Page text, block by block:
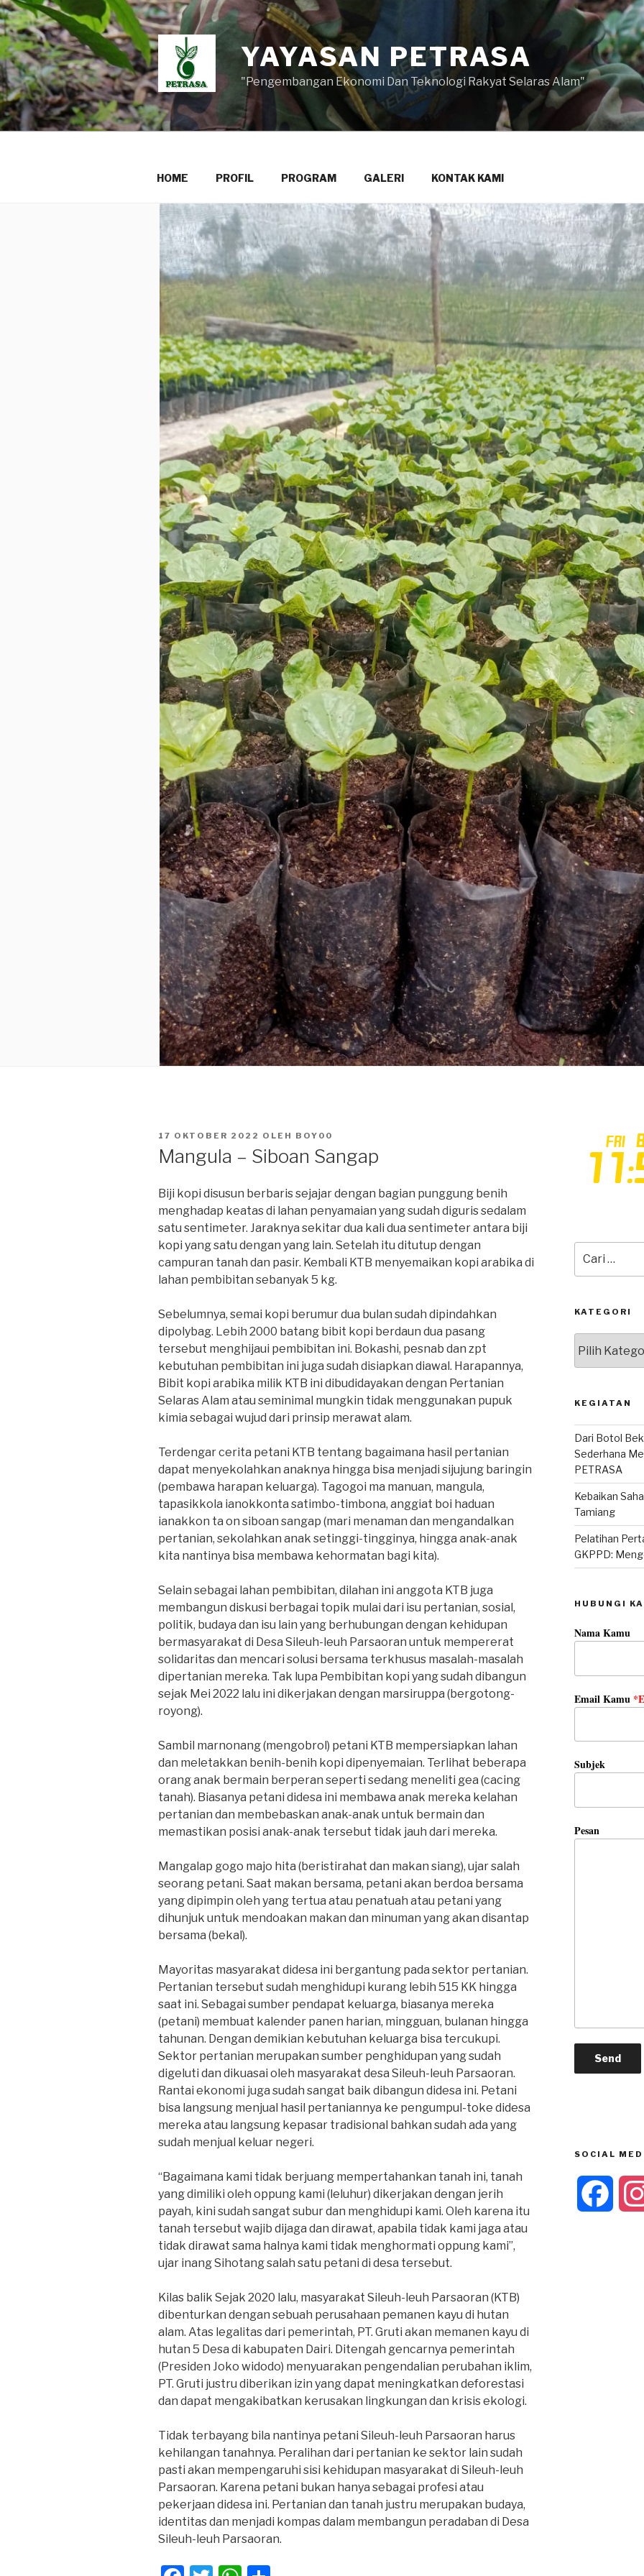
Lompat
ke
konten
YAYASAN PETRASA
"Pengembangan Ekonomi Dan Teknologi Rakyat Selaras Alam"
HOME PROFIL PROGRAM GALERI KONTAK KAMI
DIPOSKAN
PADA
17 OKTOBER 2022 OLEH BOY00
Mangula – Siboan Sangap
Biji kopi disusun berbaris sejajar dengan bagian punggung benih
menghadap keatas di lahan penyamaian yang sudah diguris sedalam
satu sentimeter. Jaraknya sekitar dua kali dua sentimeter antara biji
kopi yang satu dengan yang lain. Setelah itu ditutup dengan
campuran tanah dan pasir. Kembali KTB menyemaikan kopi arabika di
lahan pembibitan sebanyak 5 kg.
Sebelumnya, semai kopi berumur dua bulan sudah dipindahkan
dipolybag. Lebih 2000 batang bibit kopi berdaun dua pasang
tersebut menghijaui pembibitan ini. Bokashi, pesnab dan zpt
kebutuhan pembibitan ini juga sudah disiapkan diawal. Harapannya,
Bibit kopi arabika milik KTB ini dibudidayakan dengan Pertanian
Selaras Alam atau seminimal mungkin tidak menggunakan pupuk
kimia sebagai wujud dari prinsip merawat alam.
Terdengar cerita petani KTB tentang bagaimana hasil pertanian
dapat menyekolahkan anaknya hingga bisa menjadi sijujung baringin
(pembawa harapan keluarga). Tagogoi ma manuan, mangula,
tapasikkola ianokkonta satimbo-timbona, anggiat boi haduan
ianakkon ta on siboan sangap (mari menaman dan mengandalkan
pertanian, sekolahkan anak setinggi-tingginya, hingga anak-anak
kita nantinya bisa membawa kehormatan bagi kita).
Selain sebagai lahan pembibitan, dilahan ini anggota KTB juga
membangun diskusi berbagai topik mulai dari isu pertanian, sosial,
politik, budaya dan isu lain yang berhubungan dengan kehidupan
bermasyarakat di Desa Sileuh-leuh Parsaoran untuk mempererat
solidaritas dan mencari solusi bersama terkhusus masalah-masalah
dipertanian mereka. Tak lupa Pembibitan kopi yang sudah dibangun
sejak Mei 2022 lalu ini dikerjakan dengan marsiruppa (bergotong-
royong).
Sambil marnonang (mengobrol) petani KTB mempersiapkan lahan
dan meletakkan benih-benih kopi dipenyemaian. Terlihat beberapa
orang anak bermain berperan seperti sedang meneliti gea (cacing
tanah). Biasanya petani didesa ini membawa anak mereka kelahan
pertanian dan membebaskan anak-anak untuk bermain dan
memastikan posisi anak-anak tersebut tidak jauh dari mereka.
Mangalap gogo majo hita (beristirahat dan makan siang), ujar salah
seorang petani. Saat makan bersama, petani akan berdoa bersama
yang dipimpin oleh yang tertua atau penatuah atau petani yang
dihunjuk untuk mendoakan makan dan minuman yang akan disantap
bersama (bekal).
Mayoritas masyarakat didesa ini bergantung pada sektor pertanian.
Pertanian tersebut sudah menghidupi kurang lebih 515 KK hingga
saat ini. Sebagai sumber pendapat keluarga, biasanya mereka
(petani) membuat kalender panen harian, mingguan, bulanan hingga
tahunan. Dengan demikian kebutuhan keluarga bisa tercukupi.
Sektor pertanian merupakan sumber penghidupan yang sudah
digeluti dan dikuasai oleh masyarakat desa Sileuh-leuh Parsaoran.
Rantai ekonomi juga sudah sangat baik dibangun didesa ini. Petani
bisa langsung menjual hasil pertaniannya ke pengumpul-toke didesa
mereka atau langsung kepasar tradisional bahkan sudah ada yang
sudah menjual keluar negeri.
“Bagaimana kami tidak berjuang mempertahankan tanah ini, tanah
yang dimiliki oleh oppung kami (leluhur) dikerjakan dengan jerih
payah, kini sudah sangat subur dan menghidupi kami. Oleh karena itu
tanah tersebut wajib dijaga dan dirawat, apabila tidak kami jaga atau
tidak dirawat sama halnya kami tidak menghormati oppung kami”,
ujar inang Sihotang salah satu petani di desa tersebut.
Kilas balik Sejak 2020 lalu, masyarakat Sileuh-leuh Parsaoran (KTB)
dibenturkan dengan sebuah perusahaan pemanen kayu di hutan
alam. Atas legalitas dari pemerintah, PT. Gruti akan memanen kayu di
hutan 5 Desa di kabupaten Dairi. Ditengah gencarnya pemerintah
(Presiden Joko widodo) menyuarakan pengendalian perubahan iklim,
PT. Gruti justru diberikan izin yang dapat meningkatkan deforestasi
dan dapat mengakibatkan kerusakan lingkungan dan krisis ekologi.
Tidak terbayang bila nantinya petani Sileuh-leuh Parsaoran harus
kehilangan tanahnya. Peralihan dari pertanian ke sektor lain sudah
pasti akan mempengaruhi sisi kehidupan masyarakat di Sileuh-leuh
Parsaoran. Karena petani bukan hanya sebagai profesi atau
pekerjaan didesa ini. Pertanian dan tanah justru merupakan budaya,
identitas dan menjadi kompas dalam membangun peradaban di Desa
Sileuh-leuh Parsaoran.
untuk:
KATEGORI
KEGIATAN
Dari Botol
Sederhana
PETRASA
Kebaikan
Tamiang
Pelatihan
GKPPD:
HUBUNGI
Nama Kamu
Email Kamu
Subjek
Pesan
SOCIAL